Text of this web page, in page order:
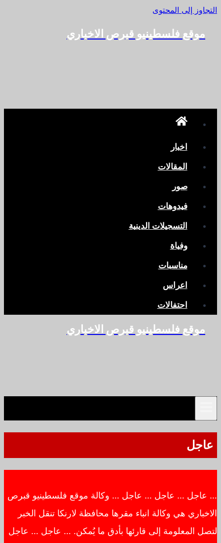
التجاوز إلى المحتوى
موقع فلسطينيو قبرص الاخباري
اخبار
المقالات
صور
فيدوهات
التسجيلات الدينية
وفياة
مناسبات
اعراس
احتفالات
موقع فلسطينيو قبرص الاخباري
عاجل
… عاجل … عاجل … عاجل … وكالة موقع فلسطينيو قبرص
الاخباري هي وكالة انباء مقرها محافظة لارنكا تنقل الخبر
لتصل المعلومة إلى قارئها بأدق ما يُمكن. … عاجل … عاجل